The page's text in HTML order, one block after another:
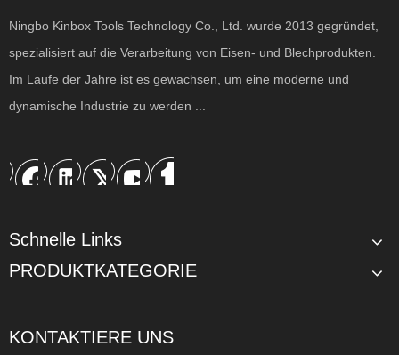
10 Schublade Stahlwerkzeugspeicher für Komercial 6 Schubladenstahl -Werkzeugschrank für den Industrie -Workshop
Ningbo Kinbox Tools Technology Co., Ltd. wurde 2013 gegründet,
spezialisiert auf die Verarbeitung von Eisen- und Blechprodukten.
Im Laufe der Jahre ist es gewachsen, um eine moderne und
dynamische Industrie zu werden ...
Schnelle Links
PRODUKTKATEGORIE
KONTAKTIERE UNS